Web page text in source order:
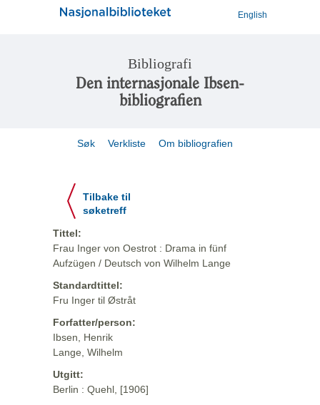
English
Bibliografi
Den internasjonale Ibsen-
bibliografien
Søk Verkliste Om bibliografien
Tilbake til
søketreff
Tittel:
Frau Inger von Oestrot : Drama in fünf
Aufzügen / Deutsch von Wilhelm Lange
Standardtittel:
Fru Inger til Østråt
Forfatter/person:
Ibsen, Henrik
Lange, Wilhelm
Utgitt:
Berlin : Quehl, [1906]